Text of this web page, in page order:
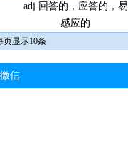
adj.回答的，应答的，易
感应的
页显示10条
信